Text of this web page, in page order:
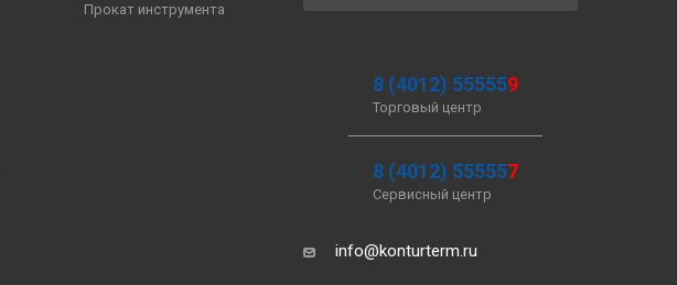
Прокат инструмента
8 (4012) 555559
Торговый центр
8 (4012) 555557
Сервисный центр
info@konturterm.ru